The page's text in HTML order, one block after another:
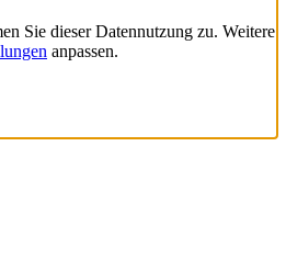
Sie dieser Datennutzung zu. Weitere
anpassen.